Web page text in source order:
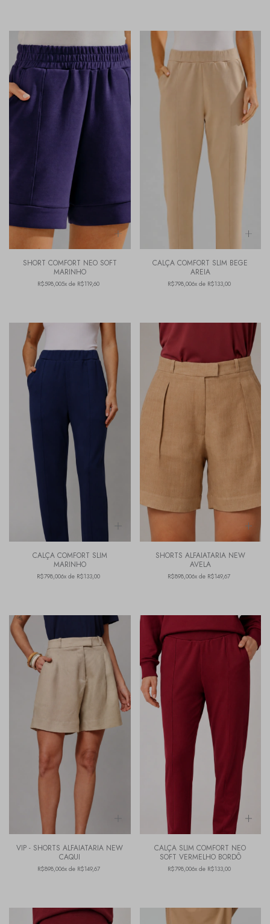
SHORT COMFORT NEO SOFT
MARINHO
R$598,005x de R$119,60
CALÇA COMFORT SLIM BEGE
AREIA
R$798,006x de R$133,00
CALÇA COMFORT SLIM
MARINHO
R$798,006x de R$133,00
SHORTS ALFAIATARIA NEW
AVELA
R$898,006x de R$149,67
VIP - SHORTS ALFAIATARIA NEW
CAQUI
R$898,006x de R$149,67
CALÇA SLIM COMFORT NEO
SOFT VERMELHO BORDÔ
R$798,006x de R$133,00